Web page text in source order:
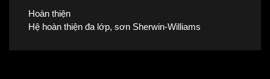
Hoàn thiện
Hệ hoàn thiện đa lớp, sơn Sherwin-Williams